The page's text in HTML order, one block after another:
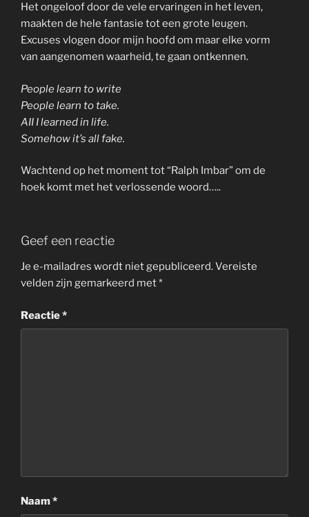
Het ongeloof door de vele ervaringen in het leven,
maakten de hele fantasie tot een grote leugen.
Excuses vlogen door mijn hoofd om maar elke vorm
van aangenomen waarheid, te gaan ontkennen.
People learn to write
People learn to take.
AII I learned in life.
Somehow it’s all fake.
Wachtend op het moment tot “Ralph Imbar” om de
hoek komt met het verlossende woord…..
Geef een reactie
Je e-mailadres wordt niet gepubliceerd.Vereiste
velden zijn gemarkeerd met*
Reactie*
Naam*